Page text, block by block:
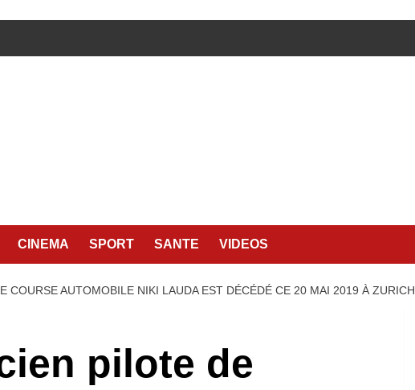
CINEMA SPORT SANTE VIDEOS
COURSE AUTOMOBILE NIKI LAUDA EST DÉCÉDÉ CE 20 MAI 2019 À ZURICH
pilote de